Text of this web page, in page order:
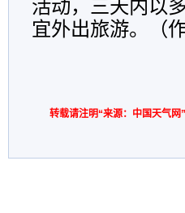
活动，三天内以
宜外出旅游。（
转载请注明“来源：中国天气网”